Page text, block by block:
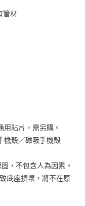
銀行
商業銀行
即使用無須另外申請。
動跳轉到大哥付的交易
截止日，確認付款後即完
確認頁面所載為準。
付方式。 讓您購物簡單
管材
用貼片，需另購。
機殼／磁吸手機殼
，不包含人為因素。
底座損壞，將不在原